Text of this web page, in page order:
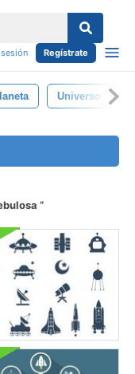
Regístrate
Universo